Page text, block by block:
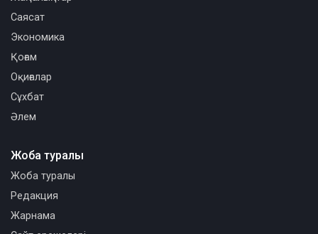
Саясат
Экономика
Қоғам
Оқиғалар
Сұхбат
Әлем
Жоба туралы
Жоба туралы
Редакция
Жарнама